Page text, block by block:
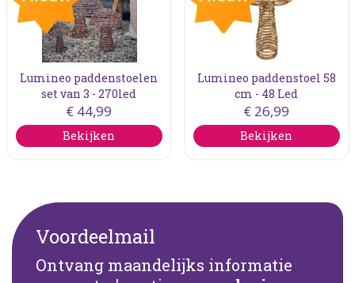
Lumineo paddenstoelen
set van 3 - 270led
€ 44,99
Bekijken
Lumineo paddenstoel 58
cm - 48 Led
€ 26,99
Bekijken
Voordeelmail
Ontvang maandelijks informatie